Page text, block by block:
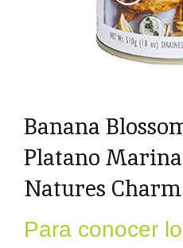
Banana
Platano
Natures Charm
Para conocer